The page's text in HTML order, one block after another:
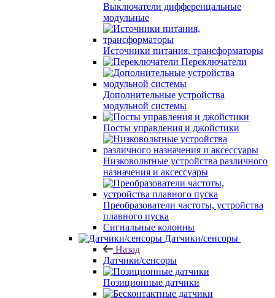
Выключатели дифференцальные
модульные
Источники питания, трансформаторы
Переключатели
Дополнительные устройства
модульной системы
Посты управления и джойстики
Низковольтные устройства различного
назначения и аксессуары
Преобразователи частоты, устройства
плавного пуска
Сигнальные колонны
Датчики/сенсоры
Назад
Датчики/сенсоры
Позиционные датчики